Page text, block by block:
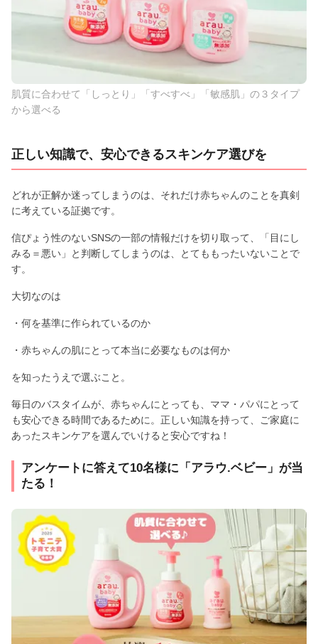
肌質に合わせて「しっとり」「すべすべ」「敏感肌」の３タイプ
から選べる
正しい知識で、安心できるスキンケア選びを
どれが正解か迷ってしまうのは、それだけ赤ちゃんのことを真剣
に考えている証拠です。
信ぴょう性のないSNSの一部の情報だけを切り取って、「目にし
みる＝悪い」と判断してしまうのは、とてももったいないことで
す。
大切なのは
・何を基準に作られているのか
・赤ちゃんの肌にとって本当に必要なものは何か
を知ったうえで選ぶこと。
毎日のバスタイムが、赤ちゃんにとっても、ママ・パパにとって
も安心できる時間であるために。正しい知識を持って、ご家庭に
あったスキンケアを選んでいけると安心ですね！
アンケートに答えて10名様に「アラウ.ベビー」が当
たる！